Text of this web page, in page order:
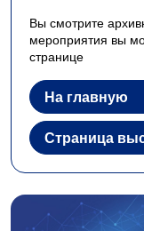
Вы смотрите
мероприятия вы
странице
На главную
Страница